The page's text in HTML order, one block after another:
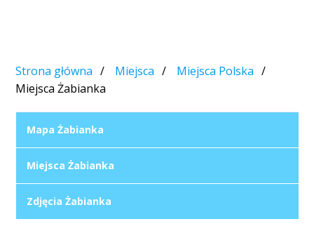
Strona główna Miejsca
Miejsca Polska
Miejsca Żabianka
Mapa Żabianka
Miejsca Żabianka
Zdjęcia Żabianka